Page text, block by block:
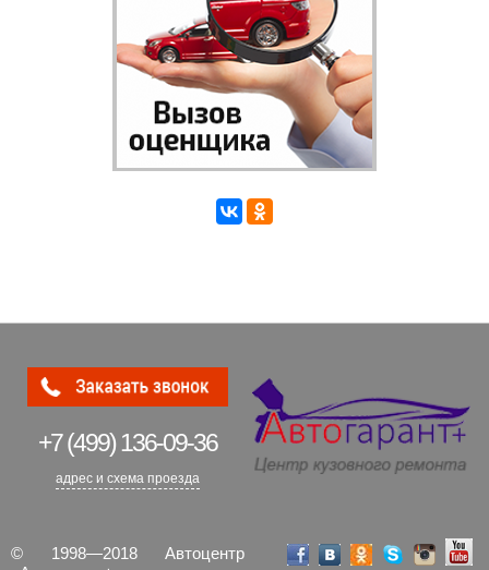
+7 (499)136-09-36
адрес и схема проезда
© 1998—2018 Автоцентр